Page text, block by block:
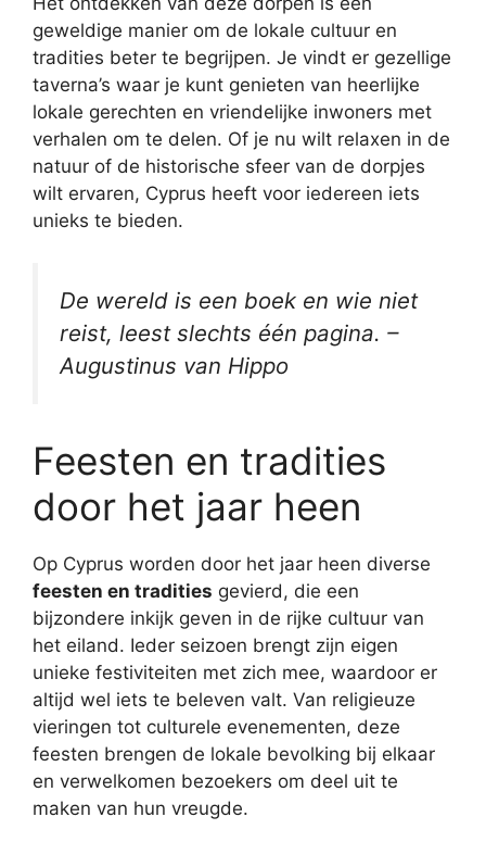
geweldige manier om de lokale cultuur en
tradities beter te begrijpen. Je vindt er gezellige
taverna’s waar je kunt genieten van heerlijke
lokale gerechten en vriendelijke inwoners met
verhalen om te delen. Of je nu wilt relaxen in de
natuur of de historische sfeer van de dorpjes
wilt ervaren, Cyprus heeft voor iedereen iets
unieks te bieden.
De wereld is een boek en wie niet
reist, leest slechts één pagina. –
Augustinus van Hippo
Feesten en tradities
door het jaar heen
Op Cyprus worden door het jaar heen diverse
feesten en tradities gevierd, die een
bijzondere inkijk geven in de rijke cultuur van
het eiland. Ieder seizoen brengt zijn eigen
unieke festiviteiten met zich mee, waardoor er
altijd wel iets te beleven valt. Van religieuze
vieringen tot culturele evenementen, deze
feesten brengen de lokale bevolking bij elkaar
en verwelkomen bezoekers om deel uit te
maken van hun vreugde.